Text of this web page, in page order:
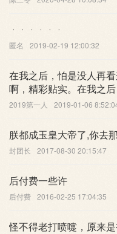
ᆞᆞᆞᆞᆞᆞ
匿名 2019-02-19 12:00:32
在我之后，怕是没人再
啊，精彩贴实。在我之
2019第一人 2019-01-06
朕都成玉皇大帝了,你去
封团长 2017-08-30 20:15:47
后付费一些许
后付费 2016-02-25 17:04:35
怪不得老打喷嚏，原来